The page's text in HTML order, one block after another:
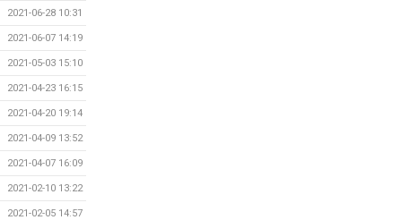
2021-06-28 10:31
2021-06-07 14:19
2021-05-03 15:10
2021-04-23 16:15
2021-04-20 19:14
2021-04-09 13:52
2021-04-07 16:09
2021-02-10 13:22
2021-02-05 14:57